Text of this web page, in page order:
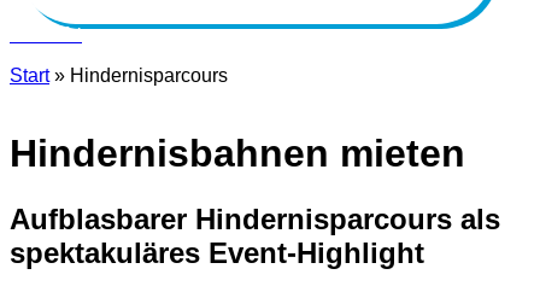
Kontakt
Start» Hindernisparcours
Hindernisbahnen mieten
Aufblasbarer Hindernisparcours als
spektakuläres Event-Highlight